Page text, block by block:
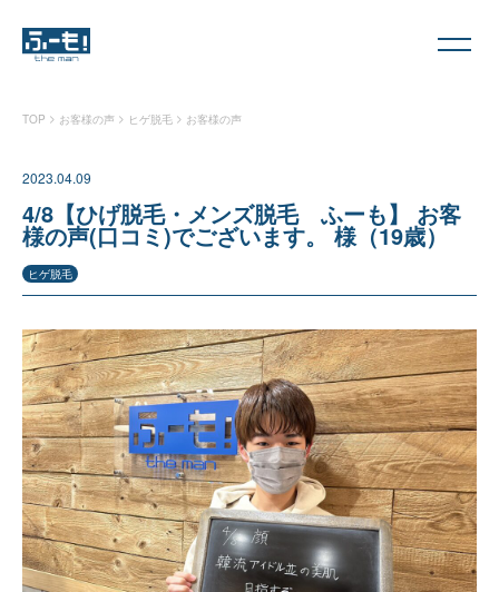
TOP > お客様の声 > ヒゲ脱毛 > お客様の声
2023.04.09
4/8【ひげ脱毛・メンズ脱毛 ふーも】 お客
様の声(口コミ)でございます。 様（19歳）
ヒゲ脱毛